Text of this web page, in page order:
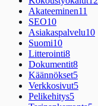
Akateeminen11
SEO10
Asiakaspalvelu10
Suomi10
Litterointi8
Dokumentit8
Käännökset5
Verkkosivut5
Pelikehitys5